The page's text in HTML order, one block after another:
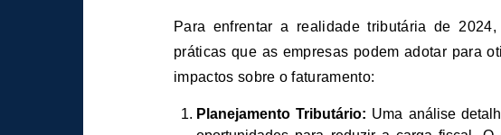
Para enfrentar a realidade tributária de
práticas que as empresas podem adotar para
impactos sobre o faturamento:
Planejamento Tributário: Uma análise